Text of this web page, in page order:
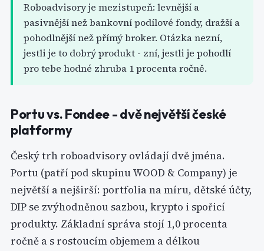
Roboadvisory je mezistupeň: levnější a
pasivnější než bankovní podílové fondy, dražší a
pohodlnější než přímý broker. Otázka nezní,
jestli je to dobrý produkt - zní, jestli je pohodlí
pro tebe hodné zhruba 1 procenta ročně.
Portu vs. Fondee - dvě největší české
platformy
Český trh roboadvisory ovládají dvě jména.
Portu (patří pod skupinu WOOD & Company) je
největší a nejširší: portfolia na míru, dětské účty,
DIP se zvýhodněnou sazbou, krypto i spořicí
produkty. Základní správa stojí 1,0 procenta
ročně a s rostoucím objemem a délkou